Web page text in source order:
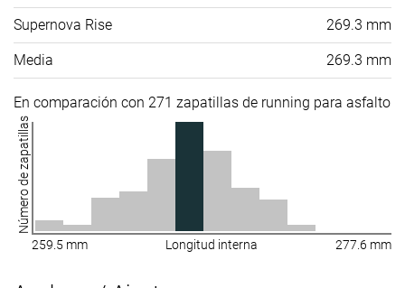
Supernova Rise 269.3 mm
Media 269.3 mm
En comparación con 271 zapatillas de running para asfalto
Número de zapatillas
259.5 mm Longitud interna 277.6 mm